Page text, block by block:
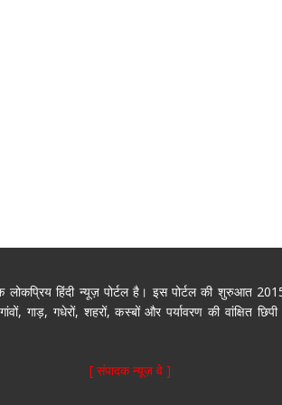
लोकप्रिय हिंदी न्यूज़ पोर्टल है। इस पोर्टल की शुरुआत
गाड़, गधेरों, शहरों, कस्बों और पर्यावरण की वांक्षित
[ संपादक न्यूज़ वे ]